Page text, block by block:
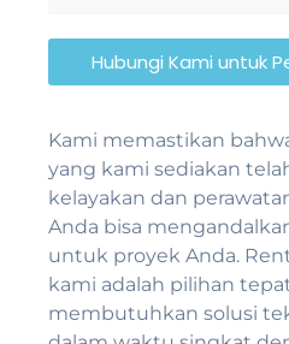
Hubungi Kami untuk
Kami memastikan
yang kami sediakan
kelayakan dan
Anda bisa
untuk proyek Anda.
kami adalah pilihan
membutuhkan solusi